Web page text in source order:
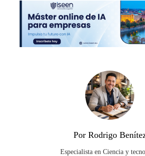
Por Rodrigo
Especialista en Ciencia y